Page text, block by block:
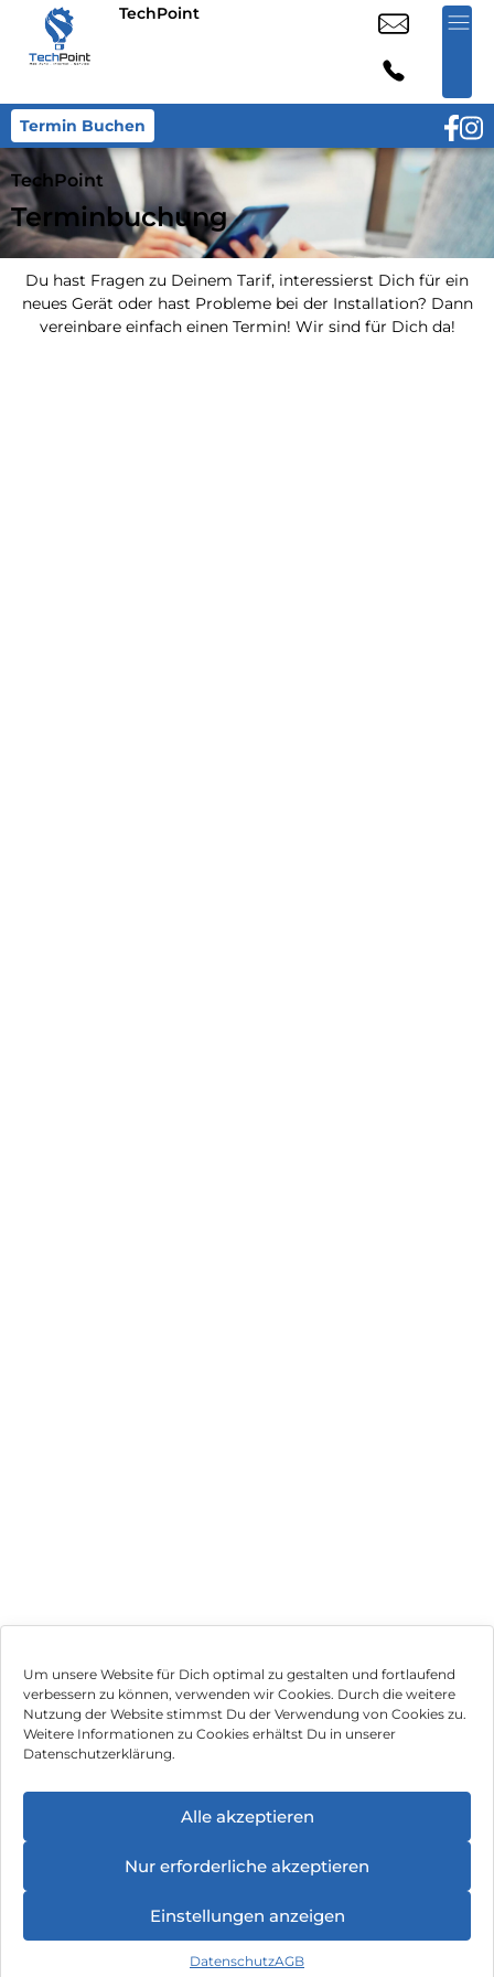
Um unsere Website für Dich optimal zu gestalten und fortlaufend
verbessern zu können, verwenden wir Cookies. Durch die weitere
Nutzung der Website stimmst Du der Verwendung von Cookies zu.
Weitere Informationen zu Cookies erhältst Du in unserer
Datenschutzerklärung.
Alle akzeptieren
Nur erforderliche akzeptieren
Einstellungen anzeigen
DatenschutzAGB
TechPoint
Termin Buchen
TechPoint
Terminbuchung
Du hast Fragen zu Deinem Tarif, interessierst Dich für ein
neues Gerät oder hast Probleme bei der Installation? Dann
vereinbare einfach einen Termin! Wir sind für Dich da!
Impressum
Hinweis zur Batterieentsorgung
Newsletter
, Brodos AG – All Rights Reserved.